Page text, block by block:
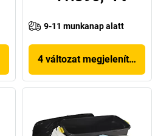
9-11 munkanap alatt
4 változat megjelenítése